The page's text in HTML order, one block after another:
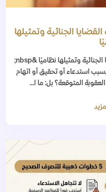
الجنائية وتمثيلها
محامي جنائي الرياض لمراجعة القضايا الجنائية وتمثيلها نظاميًا &nbsp;
استدعاء أو تحقيق أو اتهام
المتوقعة؟ بل: ما ا...